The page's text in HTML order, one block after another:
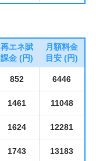
再エネ賦
課金 (円)
月額料金
目安 (円)
852 6446
1461 11048
1624 12281
1743 13183